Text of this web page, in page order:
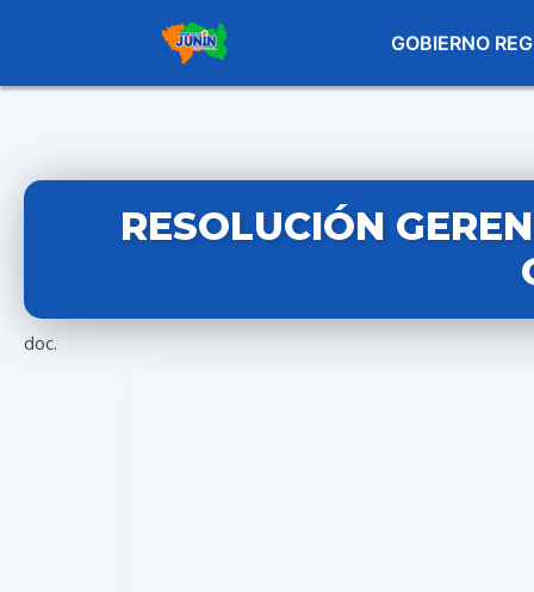
GOBIERNO
RESOLUCIÓN
doc.